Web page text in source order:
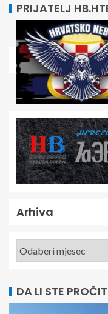
PRIJATELJ
Arhiva
DA LI STE